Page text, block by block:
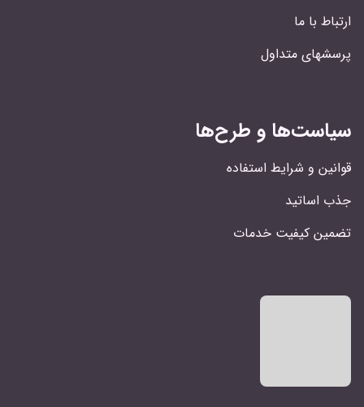
ارتباط با ما
پرسشهای متداول
سیاست‌ها و طرح‌ها
قوانین و شرایط استفاده
جذب اساتید
تضمین کیفیت خدمات